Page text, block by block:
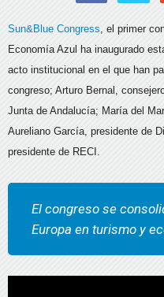
Sun&Blue Congress , el primer
Economía Azul ha inaugurado
acto institucional en el que han
congreso; Arturo Bernal,
Junta de Andalucía; María del
Aureliano García, presidente de
presidente de RECI.
El congreso se
Europa en turismo y